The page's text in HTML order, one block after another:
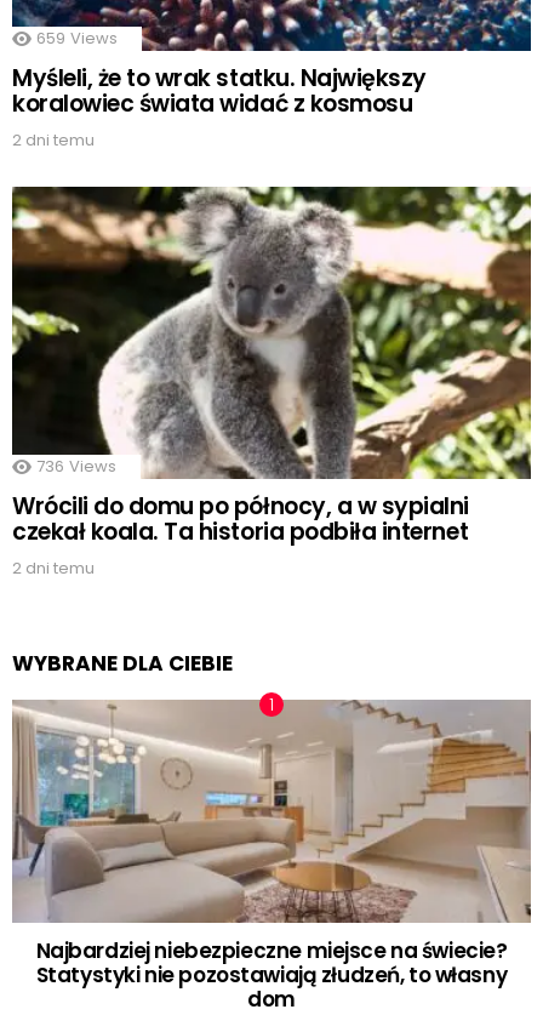
659 Views
Myśleli, że to wrak statku. Największy
koralowiec świata widać z kosmosu
2 dni temu
736 Views
Wrócili do domu po północy, a w sypialni
czekał koala. Ta historia podbiła internet
2 dni temu
WYBRANE DLA CIEBIE
Najbardziej niebezpieczne miejsce na świecie?
Statystyki nie pozostawiają złudzeń, to własny
dom